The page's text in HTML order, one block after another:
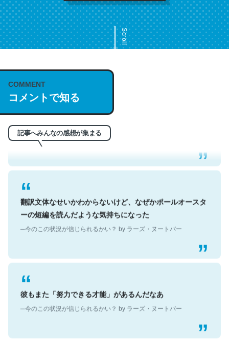
Scroll
COMMENT
コメントで知る
記事へみんなの感想が集まる
これは名文。彼はとてもクレバーなんだろうなと凄く思
う。英語少しでも読める人は原文もお勧め。自分はこの流
─今のこの状況が信じられるかい？ by ラーズ・ヌートバー
翻訳文体なせいかわからないけど、なぜかポールオースタ
ーの短編を読んだような気持ちになった
─今のこの状況が信じられるかい？ by ラーズ・ヌートバー
彼もまた「努力できる才能」があるんだなあ
─今のこの状況が信じられるかい？ by ラーズ・ヌートバー